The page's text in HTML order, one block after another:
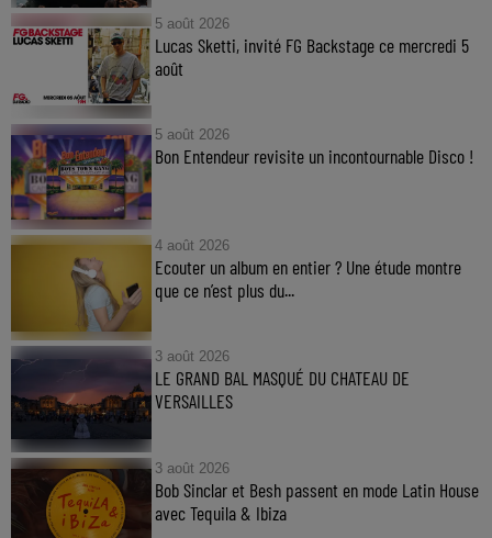
5 août 2026
Lucas Sketti, invité FG Backstage ce mercredi 5
août
5 août 2026
Bon Entendeur revisite un incontournable Disco !
4 août 2026
Ecouter un album en entier ? Une étude montre
que ce n’est plus du...
3 août 2026
LE GRAND BAL MASQUÉ DU CHATEAU DE
VERSAILLES
3 août 2026
Bob Sinclar et Besh passent en mode Latin House
avec Tequila & Ibiza